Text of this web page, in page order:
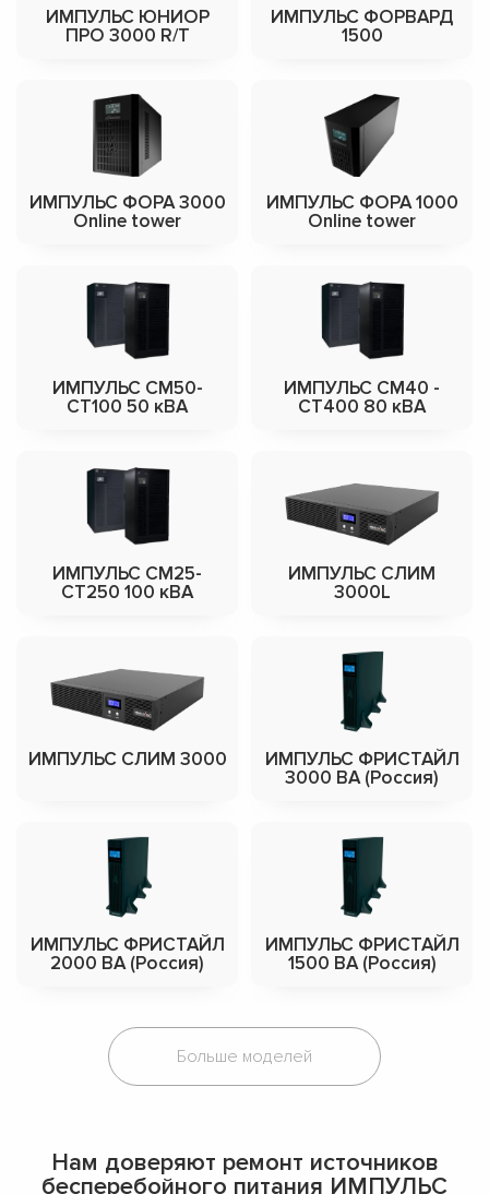
ИМПУЛЬС ЮНИОР
ПРО 3000 R/T
ИМПУЛЬС ФОРВАРД
1500
ИМПУЛЬС ФОРА 3000
Online tower
ИМПУЛЬС ФОРА 1000
Online tower
ИМПУЛЬС СМ50-
СТ100 50 кВА
ИМПУЛЬС СМ40 -
СТ400 80 кВА
ИМПУЛЬС СМ25-
СТ250 100 кВА
ИМПУЛЬС СЛИМ
3000L
ИМПУЛЬС СЛИМ 3000
ИМПУЛЬС ФРИСТАЙЛ
3000 ВА (Россия)
ИМПУЛЬС ФРИСТАЙЛ
2000 ВА (Россия)
ИМПУЛЬС ФРИСТАЙЛ
1500 ВА (Россия)
Больше моделей
Нам доверяют ремонт источников
бесперебойного питания ИМПУЛЬС